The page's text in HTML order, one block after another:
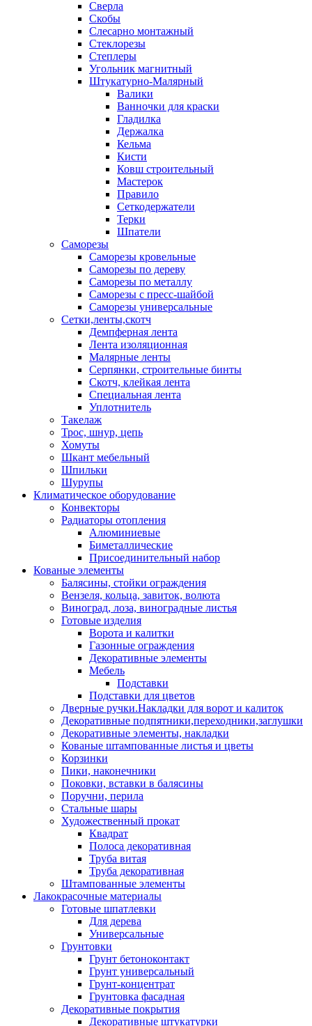
Сверла
Скобы
Слесарно монтажный
Стеклорезы
Степлеры
Угольник магнитный
Штукатурно-Малярный
Валики
Ванночки для краски
Гладилка
Держалка
Кельма
Кисти
Ковш строительный
Мастерок
Правило
Сеткодержатели
Терки
Шпатели
Саморезы
Саморезы кровельные
Саморезы по дереву
Саморезы по металлу
Саморезы с пресс-шайбой
Саморезы универсальные
Сетки,ленты,скотч
Демпферная лента
Лента изоляционная
Малярные ленты
Серпянки, строительные бинты
Скотч, клейкая лента
Специальная лента
Уплотнитель
Такелаж
Трос, шнур, цепь
Хомуты
Шкант мебельный
Шпильки
Шурупы
Климатическое оборудование
Конвекторы
Радиаторы отопления
Алюминиевые
Биметаллические
Присоединительный набор
Кованые элементы
Балясины, стойки ограждения
Вензеля, кольца, завиток, волюта
Виноград, лоза, виноградные листья
Готовые изделия
Ворота и калитки
Газонные ограждения
Декоративные элементы
Мебель
Подставки
Подставки для цветов
Дверные ручки.Накладки для ворот и калиток
Декоративные подпятники,переходники,заглушки
Декоративные элементы, накладки
Кованые штампованные листья и цветы
Корзинки
Пики, наконечники
Поковки, вставки в балясины
Поручни, перила
Стальные шары
Художественный прокат
Квадрат
Полоса декоративная
Труба витая
Труба декоративная
Штампованные элементы
Лакокрасочные материалы
Готовые шпатлевки
Для дерева
Универсальные
Грунтовки
Грунт бетоноконтакт
Грунт универсальный
Грунт-концентрат
Грунтовка фасадная
Декоративные покрытия
Декоративные штукатурки